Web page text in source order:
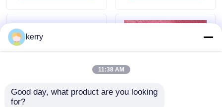
ব্লগ
ABB 800xa
kerry
11:38 AM
Good day, what product are you looking
for?